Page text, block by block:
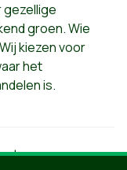
gezellige
groen. Wie
kiezen voor
het
is.